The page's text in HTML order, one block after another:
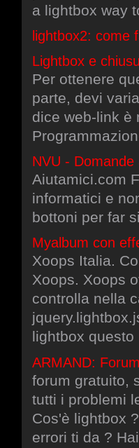
a lightbox way
lightbox2: come
Lightbox e
Per ottenere
parte, devi
dice web-link è
NVU -
Aiutamici.com
informatici e
bottoni per far
Myalbum con
Xoops Italia.
Xoops. Xoops
controlla nella
lightbox questo
ARMAND:
forum gratuito,
tutti i problemi
Cos'è lightbox
errori ti da ?